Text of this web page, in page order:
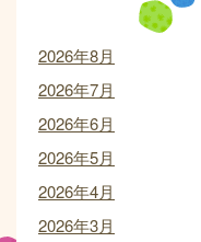
2026年8月
2026年7月
2026年6月
2026年5月
2026年4月
2026年3月